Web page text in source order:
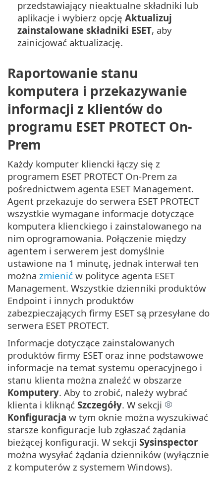
przedstawiający nieaktualne składniki lub
aplikacje i wybierz opcję Aktualizuj
zainstalowane składniki ESET, aby
zainicjować aktualizację.
Raportowanie stanu
komputera i przekazywanie
informacji z klientów do
programu ESET PROTECT On-
Prem
Każdy komputer kliencki łączy się z
programem ESET PROTECT On-Prem za
pośrednictwem agenta ESET Management.
Agent przekazuje do serwera ESET PROTECT
wszystkie wymagane informacje dotyczące
komputera klienckiego i zainstalowanego na
nim oprogramowania. Połączenie między
agentem i serwerem jest domyślnie
ustawione na 1 minutę, jednak interwał ten
można zmienić w polityce agenta ESET
Management. Wszystkie dzienniki produktów
Endpoint i innych produktów
zabezpieczających firmy ESET są przesyłane do
serwera ESET PROTECT.
Informacje dotyczące zainstalowanych
produktów firmy ESET oraz inne podstawowe
informacje na temat systemu operacyjnego i
stanu klienta można znaleźć w obszarze
Komputery. Aby to zrobić, należy wybrać
klienta i kliknąć Szczegóły. W sekcji
Konfiguracja w tym oknie można wyszukiwać
starsze konfiguracje lub zgłaszać żądania
bieżącej konfiguracji. W sekcji Sysinspector
można wysyłać żądania dzienników (wyłącznie
z komputerów z systemem Windows).